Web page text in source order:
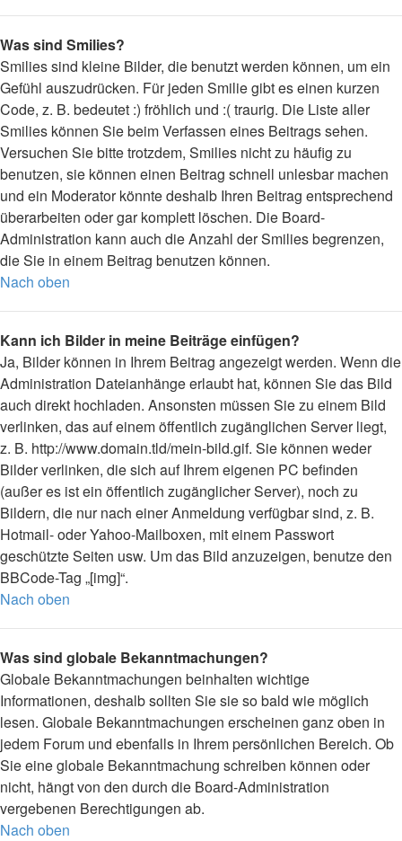
Was sind Smilies?
Smilies sind kleine Bilder, die benutzt werden können, um ein
Gefühl auszudrücken. Für jeden Smilie gibt es einen kurzen
Code, z. B. bedeutet :) fröhlich und :( traurig. Die Liste aller
Smilies können Sie beim Verfassen eines Beitrags sehen.
Versuchen Sie bitte trotzdem, Smilies nicht zu häufig zu
benutzen, sie können einen Beitrag schnell unlesbar machen
und ein Moderator könnte deshalb Ihren Beitrag entsprechend
überarbeiten oder gar komplett löschen. Die Board-
Administration kann auch die Anzahl der Smilies begrenzen,
die Sie in einem Beitrag benutzen können.
Nach oben
Kann ich Bilder in meine Beiträge einfügen?
Ja, Bilder können in Ihrem Beitrag angezeigt werden. Wenn die
Administration Dateianhänge erlaubt hat, können Sie das Bild
auch direkt hochladen. Ansonsten müssen Sie zu einem Bild
verlinken, das auf einem öffentlich zugänglichen Server liegt,
z. B. http://www.domain.tld/mein-bild.gif. Sie können weder
Bilder verlinken, die sich auf Ihrem eigenen PC befinden
(außer es ist ein öffentlich zugänglicher Server), noch zu
Bildern, die nur nach einer Anmeldung verfügbar sind, z. B.
Hotmail- oder Yahoo-Mailboxen, mit einem Passwort
geschützte Seiten usw. Um das Bild anzuzeigen, benutze den
BBCode-Tag „[img]“.
Nach oben
Was sind globale Bekanntmachungen?
Globale Bekanntmachungen beinhalten wichtige
Informationen, deshalb sollten Sie sie so bald wie möglich
lesen. Globale Bekanntmachungen erscheinen ganz oben in
jedem Forum und ebenfalls in Ihrem persönlichen Bereich. Ob
Sie eine globale Bekanntmachung schreiben können oder
nicht, hängt von den durch die Board-Administration
vergebenen Berechtigungen ab.
Nach oben